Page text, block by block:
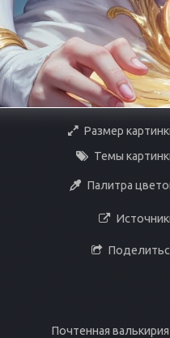
Размер
Темы
Палитра
Почтенная